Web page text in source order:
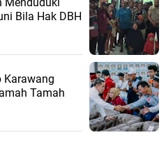
Bila Hak DBH
Karawang
Tamah